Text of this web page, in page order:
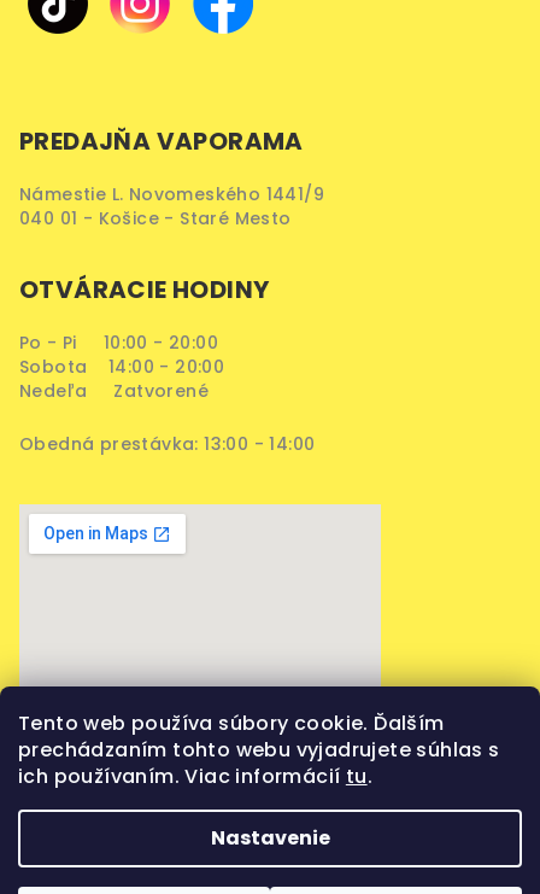
Tento web používa súbory cookie. Ďalším
prechádzaním tohto webu vyjadrujete súhlas s
ich používaním. Viac informácií tu.
Nastavenie
PREDAJŇA VAPORAMA
Námestie L. Novomeského 1441/9
040 01 - Košice - Staré Mesto
OTVÁRACIE HODINY
Po - Pi 10:00 - 20:00
Sobota 14:00 - 20:00
Nedeľa Zatvorené
Obedná prestávka: 13:00 - 14:00
Vaporama . Všetky práva vyhradené.
Upraviť nastavenie cookies